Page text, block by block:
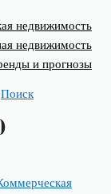
недвижимость
недвижимость
и прогнозы
Поиск